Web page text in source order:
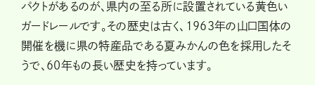
パクトがあるのが、県内の至る所に設置されている黄色い
ガードレールです。その歴史は古く、1963年の山口国体の
開催を機に県の特産品である夏みかんの色を採用したそ
うで、60年もの長い歴史を持っています。